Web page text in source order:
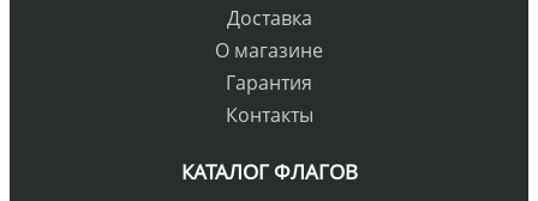
Доставка
О магазине
Гарантия
Контакты
КАТАЛОГ ФЛАГОВ